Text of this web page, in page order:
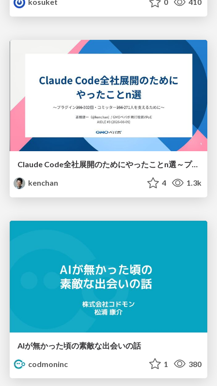
Claude Code全社展開のためにやったことn選～プラグイン302個・コミッター271人を支えるために～
kenchan
4 1.3k
AIが無かった頃の素敵な出会いの話
codmoninc
1 380